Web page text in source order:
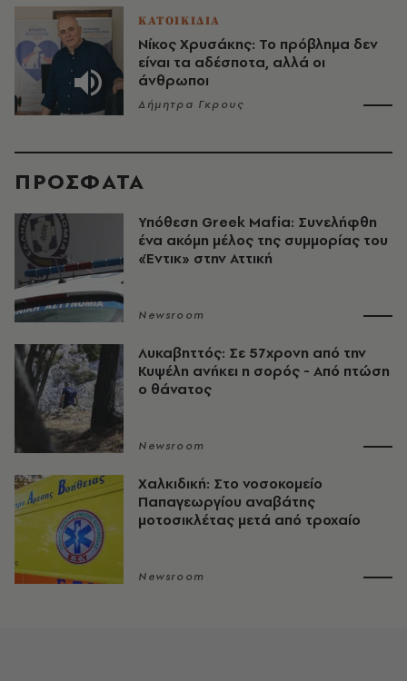
ΚΑΤΟΙΚΙΔΙΑ
Νίκος Χρυσάκης: Το πρόβλημα δεν
είναι τα αδέσποτα, αλλά οι
άνθρωποι
Δήμητρα Γκρους
ΠΡΟΣΦΑΤΑ
Υπόθεση Greek Mafia: Συνελήφθη
ένα ακόμη μέλος της συμμορίας του
«Έντικ» στην Αττική
Newsroom
Λυκαβηττός: Σε 57χρονη από την
Κυψέλη ανήκει η σορός - Από πτώση
ο θάνατος
Newsroom
Χαλκιδική: Στο νοσοκομείο
Παπαγεωργίου αναβάτης
μοτοσικλέτας μετά από τροχαίο
Newsroom